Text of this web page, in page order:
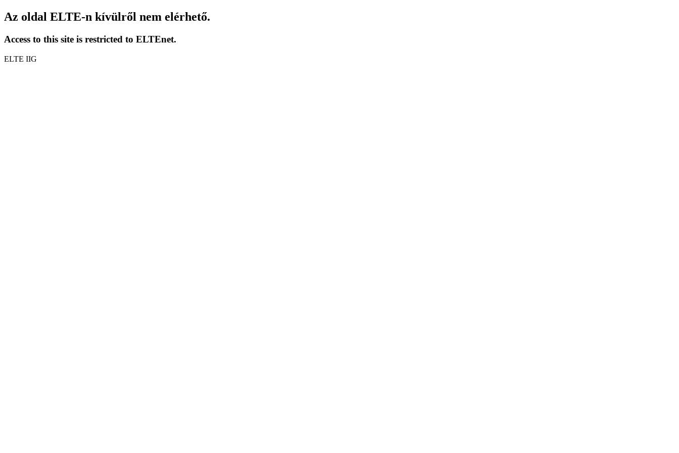
Az oldal ELTE-n kívülről nem elérhető.
Access to this site is restricted to ELTEnet.
ELTE IIG